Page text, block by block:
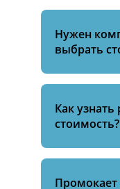
Нужен
выбрать
Как узнать
стоимость?